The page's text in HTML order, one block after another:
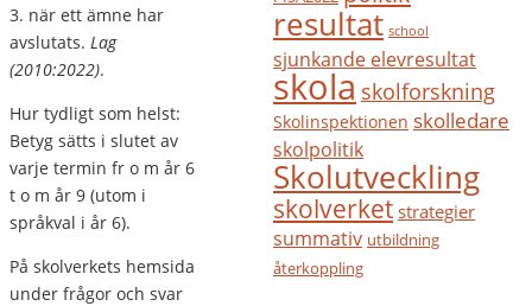
3. när ett ämne har
avslutats. Lag
(2010:2022).
Hur tydligt som helst:
Betyg sätts i slutet av
varje termin fr o m år 6
t o m år 9 (utom i
språkval i år 6).
På skolverkets hemsida
under frågor och svar
resultat school
sjunkande elevresultat
skola skolforskning
Skolinspektionen skolledare
skolpolitik
Skolutveckling
skolverket strategier
summativ utbildning
återkoppling